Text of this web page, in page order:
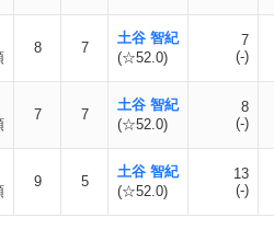
8 7
土谷 智紀
(☆52.0)
7
(-)
7 7
土谷 智紀
(☆52.0)
8
(-)
9 5
土谷 智紀
(☆52.0)
13
(-)